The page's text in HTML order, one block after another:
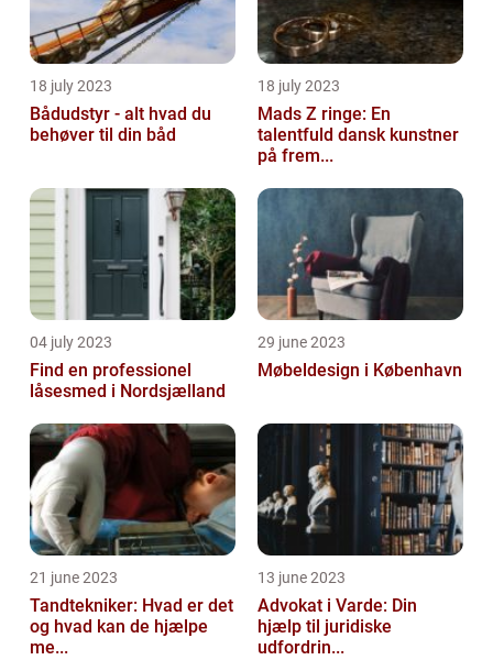
18 july 2023
Bådudstyr - alt hvad du
behøver til din båd
18 july 2023
Mads Z ringe: En
talentfuld dansk kunstner
på frem...
04 july 2023
Find en professionel
låsesmed i Nordsjælland
29 june 2023
Møbeldesign i København
21 june 2023
Tandtekniker: Hvad er det
og hvad kan de hjælpe
me...
13 june 2023
Advokat i Varde: Din
hjælp til juridiske
udfordrin...